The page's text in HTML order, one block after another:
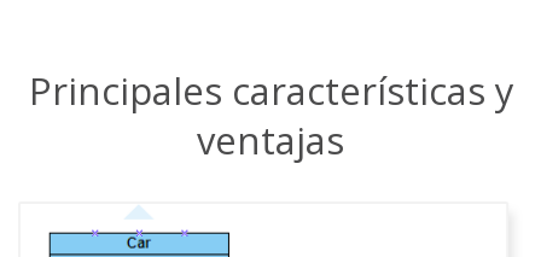
Principales características y
ventajas